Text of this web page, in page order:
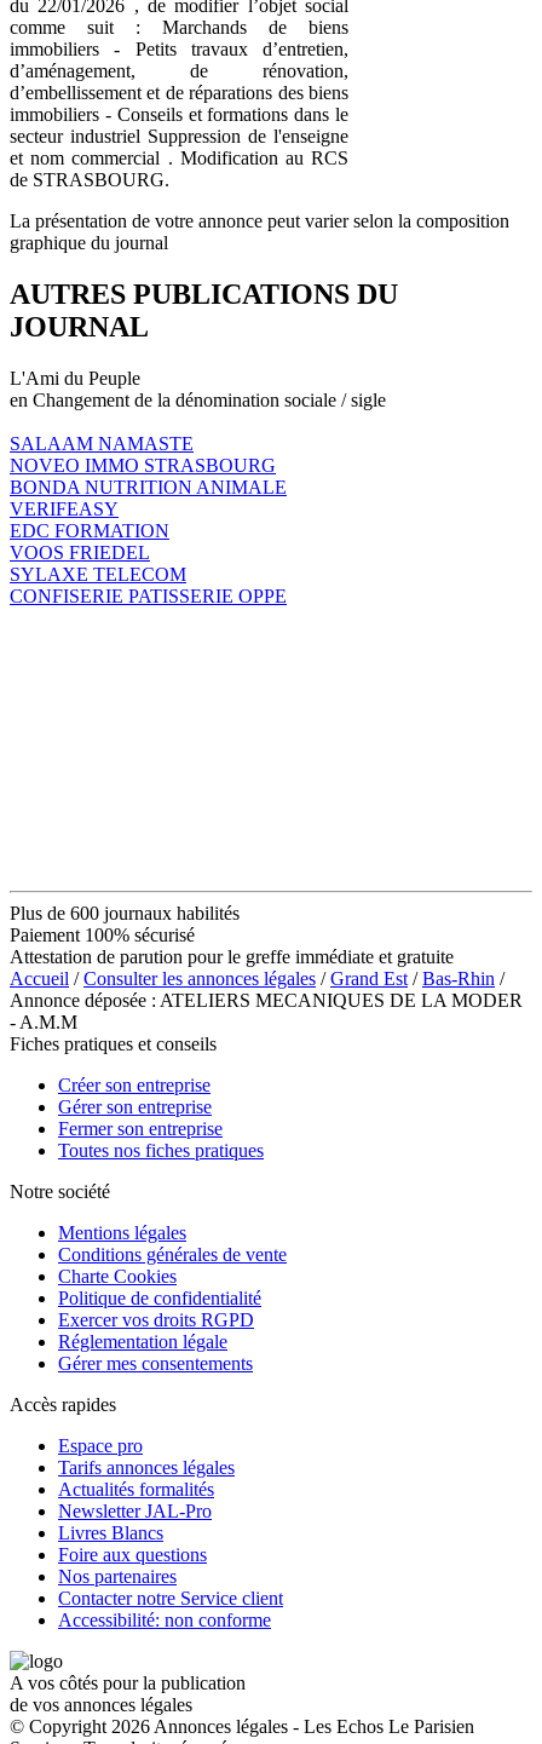
du 22/01/2026 , de modifier l’objet social
comme suit : Marchands de biens
immobiliers - Petits travaux d’entretien,
d’aménagement, de rénovation,
d’embellissement et de réparations des biens
immobiliers - Conseils et formations dans le
secteur industriel Suppression de l'enseigne
et nom commercial . Modification au RCS
de STRASBOURG.
La présentation de votre annonce peut varier selon la composition
graphique du journal
AUTRES PUBLICATIONS DU
JOURNAL
L'Ami du Peuple
en Changement de la dénomination sociale / sigle
SALAAM NAMASTE
NOVEO IMMO STRASBOURG
BONDA NUTRITION ANIMALE
VERIFEASY
EDC FORMATION
VOOS FRIEDEL
SYLAXE TELECOM
CONFISERIE PATISSERIE OPPE
Plus de 600 journaux habilités
Paiement 100% sécurisé
Attestation de parution pour le greffe immédiate et gratuite
Accueil /Consulter les annonces légales /Grand Est /Bas-Rhin /
Annonce déposée : ATELIERS MECANIQUES DE LA MODER
- A.M.M
Fiches pratiques et conseils
Créer son entreprise
Gérer son entreprise
Fermer son entreprise
Toutes nos fiches pratiques
Notre société
Mentions légales
Conditions générales de vente
Charte Cookies
Politique de confidentialité
Exercer vos droits RGPD
Réglementation légale
Gérer mes consentements
Accès rapides
Espace pro
Tarifs annonces légales
Actualités formalités
Newsletter JAL-Pro
Livres Blancs
Foire aux questions
Nos partenaires
Contacter notre Service client
Accessibilité: non conforme
A vos côtés pour la publication
de vos annonces légales
© Copyright 2026 Annonces légales - Les Echos Le Parisien